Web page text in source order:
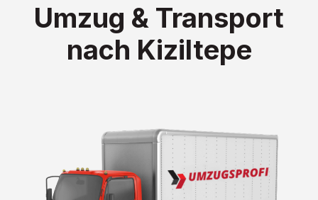
Umzug & Transport
nach Kiziltepe